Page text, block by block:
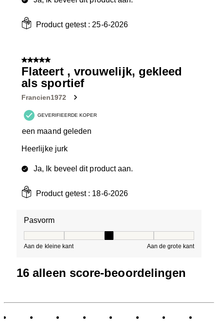
Product getest :25-6-2026
5 van 5 sterren.
Flateert , vrouwelijk, gekleed
als sportief
Francien1972
GEVERIFIEERDE KOPER
een maand geleden
Heerlijke jurk
Ja, Ik beveel dit product aan.
Product getest : 18-6-2026
Pasvorm
Aan de kleine kant Aan de grote kant
16 alleen score-beoordelingen